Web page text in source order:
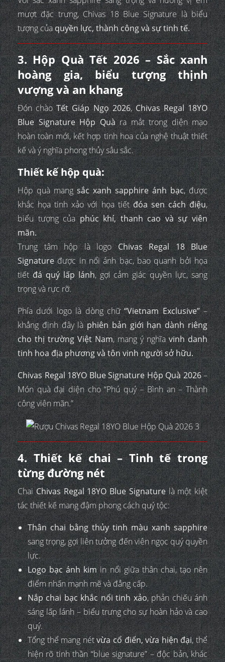
mượt đặc trưng, Chivas 18 Blue Signature là biểu
tượng củaquyền lực, thành công và sự tinh tế.
3. Hộp Quà Tết 2026 – Sắc xanh
hoàng gia, biểu tượng thịnh
vượng và an khang
Đón chàoTết Giáp Ngọ 2026,Chivas Regal 18YO
Blue Signature Hộp Quàra mắt trong diện mạo
hoàn toàn mới, kết hợp tinh hoa của nghệ thuật thiết
kế và ý nghĩa phong thủy sâu sắc.
Thiết kế hộp quà:
Hộp quà mangsắc xanh sapphire ánh bạc, được
khắc họa tinh xảo với họa tiếtđóa sen cách điệu,
biểu tượng củaphúc khí, thanh cao và sự viên
mãn.
Trung tâm hộp là logoChivas Regal 18 Blue
Signatuređược in nổi ánh bạc, bao quanh bởi họa
tiếtđá quý lấp lánh, gợi cảm giác quyền lực, sang
trọng và rực rỡ.
Phía dưới logo là dòng chữ“Vietnam Exclusive”–
khẳng định đây làphiên bản giới hạn dành riêng
cho thị trường Việt Nam, mang ý nghĩavinh danh
tinh hoa địa phương và tôn vinh người sở hữu.
Chivas Regal 18YO Blue Signature Hộp Quà 2026–
Món quà đại diện cho “Phú quý – Bình an – Thành
công viên mãn.”
4. Thiết kế chai – Tinh tế trong
từng đường nét
ChaiChivas Regal 18YO Blue Signaturelà một kiệt
tác thiết kế mang đậm phong cách quý tộc:
Thân chai bằng thủy tinh màu xanh sapphire
sang trọng, gợi liên tưởng đến viên ngọc quý quyền
lực.
Logo bạc ánh kimin nổi giữa thân chai, tạo nên
điểm nhấn mạnh mẽ và đẳng cấp.
Nắp chai bạc khắc nổi tinh xảo, phản chiếu ánh
sáng lấp lánh – biểu trưng cho sự hoàn hảo và cao
quý.
Tổng thể mang nétvừa cổ điển, vừa hiện đại, thể
hiện rõ tinh thần “blue signature” – độc bản, khác